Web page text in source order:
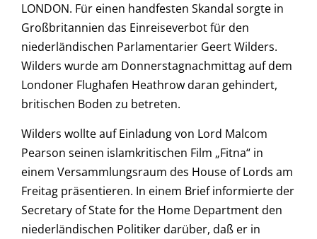
LONDON. Für einen handfesten Skandal sorgte in
Großbritannien das Einreiseverbot für den
niederländischen Parlamentarier Geert Wilders.
Wilders wurde am Donnerstagnachmittag auf dem
Londoner Flughafen Heathrow daran gehindert,
britischen Boden zu betreten.
Wilders wollte auf Einladung von Lord Malcom
Pearson seinen islamkritischen Film „Fitna“ in
einem Versammlungsraum des House of Lords am
Freitag präsentieren. In einem Brief informierte der
Secretary of State for the Home Department den
niederländischen Politiker darüber, daß er in